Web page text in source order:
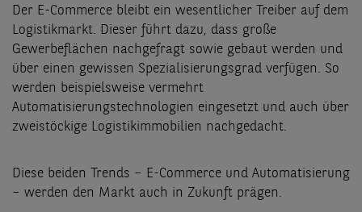
Der E-Commerce bleibt ein wesentlicher Treiber auf dem
Logistikmarkt. Dieser führt dazu, dass große
Gewerbeflächen nachgefragt sowie gebaut werden und
über einen gewissen Spezialisierungsgrad verfügen. So
werden beispielsweise vermehrt
Automatisierungstechnologien eingesetzt und auch über
zweistöckige Logistikimmobilien nachgedacht.
Diese beiden Trends – E-Commerce und Automatisierung
– werden den Markt auch in Zukunft prägen.